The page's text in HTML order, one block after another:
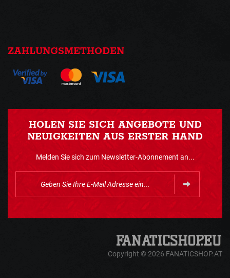
ZAHLUNGSMETHODEN
HOLEN SIE SICH ANGEBOTE UND
NEUIGKEITEN AUS ERSTER HAND
Melden Sie sich zum Newsletter-Abonnement an...
Copyright © 2026 FANATICSHOP.AT